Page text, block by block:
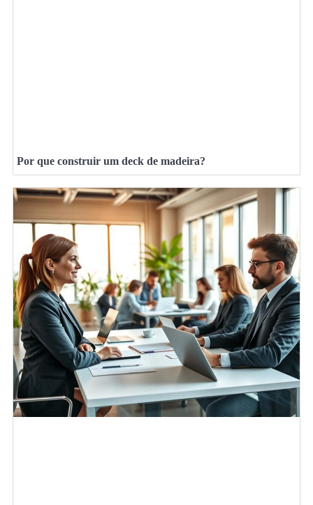
Por que construir um deck de madeira?